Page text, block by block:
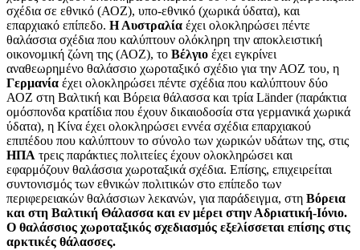
σχέδια σε εθνικό (ΑΟΖ), υπο-εθνικό (χωρικά ύδατα), και
επαρχιακό επίπεδο. Η Αυστραλία έχει ολοκληρώσει πέντε
θαλάσσια σχέδια που καλύπτουν ολόκληρη την αποκλειστική
οικονομική ζώνη της (ΑΟΖ), το Βέλγιο έχει εγκρίνει
αναθεωρημένο θαλάσσιο χωροταξικό σχέδιο για την ΑΟΖ του, η
Γερμανία έχει ολοκληρώσει πέντε σχέδια που καλύπτουν δύο
ΑΟΖ στη Βαλτική και Βόρεια θάλασσα και τρία Länder (παράκτια
ομόσπονδα κρατίδια που έχουν δικαιοδοσία στα γερμανικά χωρικά
ύδατα), η Κίνα έχει ολοκληρώσει εννέα σχέδια επαρχιακού
επιπέδου που καλύπτουν το σύνολο των χωρικών υδάτων της, στις
ΗΠΑ τρεις παράκτιες πολιτείες έχουν ολοκληρώσει και
εφαρμόζουν θαλάσσια χωροταξικά σχέδια. Επίσης, επιχειρείται
συντονισμός των εθνικών πολιτικών στο επίπεδο των
περιφερειακών θαλάσσιων λεκανών, για παράδειγμα, στη Βόρεια
και στη Βαλτική Θάλασσα και εν μέρει στην Αδριατική-Ιόνιο.
Ο θαλάσσιος χωροταξικός σχεδιασμός εξελίσσεται επίσης στις
αρκτικές θάλασσες.